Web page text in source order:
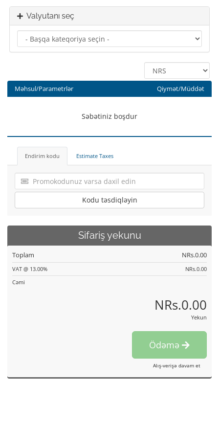
Valyutanı seç
Məhsul/Parametrlər Qiymət/Müddət
Səbətiniz boşdur
Endirim kodu Estimate Taxes
Kodu təsdiqləyin
Sifariş yekunu
Toplam NRs.0.00
VAT @ 13.00%
NRs.0.00
Cəmi
NRs.0.00
Yekun
Ödəmə
Alış-verişə davam et